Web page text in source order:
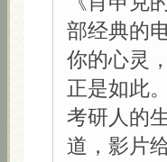
部经典的
你的心灵
正是如此。
考研人的
道，影片